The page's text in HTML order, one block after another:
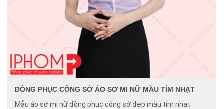
ĐỒNG PHỤC CÔNG SỞ ÁO SƠ MI NỮ MÀU TÍM NHẠT
Mẫu áo sơ mi nữ đồng phục công sở đẹp màu tím nhạt